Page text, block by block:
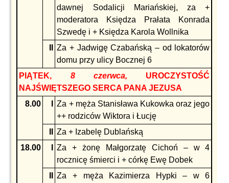
dawnej Sodalicji Mariańskiej, za +
moderatora Księdza Prałata Konrada
Szwedę i + Księdza Karola Wollnika
Za + Jadwigę Czabańską – od lokatorów
domu przy ulicy Bocznej 6
PIĄTEK, 8 czerwca, UROCZYSTOŚĆ
NAJŚWIĘTSZEGO SERCA PANA JEZUSA
8.00
Za + męża Stanisława Kukowka oraz jego
++ rodziców Wiktora i Łucję
Za + Izabelę Dublańską
18.00
Za + żonę Małgorzatę Cichoń – w 4
rocznicę śmierci i + córkę Ewę Dobek
Za + męża Kazimierza Hypki – w 6